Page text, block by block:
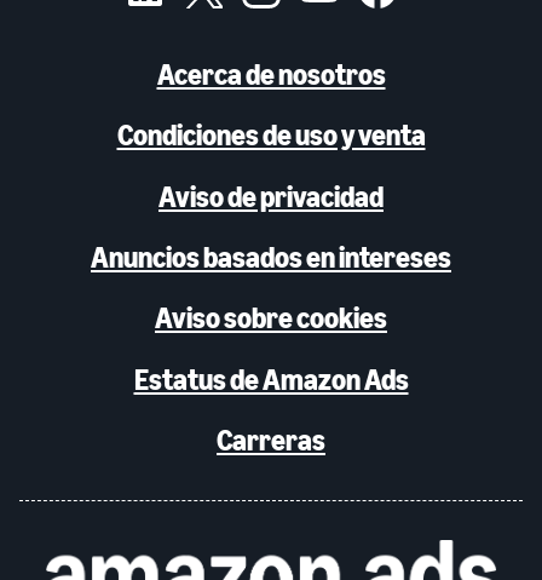
Acerca de nosotros
Condiciones de uso y venta
Aviso de privacidad
Anuncios basados en intereses
Aviso sobre cookies
Estatus de Amazon Ads
Carreras